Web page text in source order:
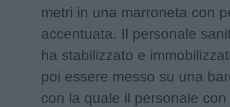
metri in una marroneta con
accentuata. Il personale
ha stabilizzato e
poi essere messo su una
con la quale il personale